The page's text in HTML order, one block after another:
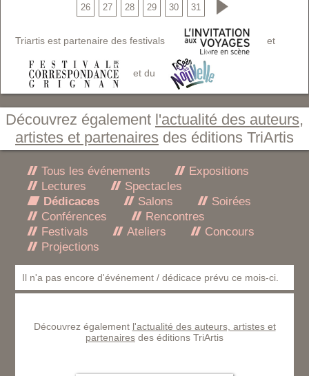
26 27 28 29 30 31
Triartis est partenaire des festivals et
et du
Découvrez également l'actualité des auteurs,
artistes et partenaires des éditions TriArtis
Tous les événements
Expositions
Lectures
Spectacles
Dédicaces
Salons
Soirées
Conférences
Rencontres
Festivals
Ateliers
Concours
Projections
Il n'a pas encore d'événement / dédicace prévu ce mois-ci.
Découvrez également l'actualité des auteurs, artistes et
partenaires des éditions TriArtis